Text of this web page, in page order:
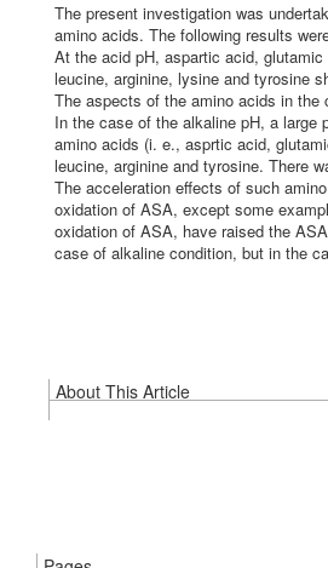
The present investigation was
amino acids. The following results
At the acid pH, aspartic acid,
leucine, arginine, lysine and tyrosine
The aspects of the amino acids in
In the case of the alkaline pH, a large
amino acids (i. e., asprtic acid,
leucine, arginine and tyrosine. There
The acceleration effects of such
oxidation of ASA, except some
oxidation of ASA, have raised the
case of alkaline condition, but in the
About This Article